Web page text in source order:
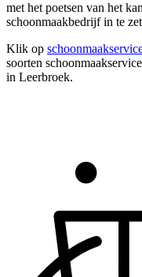
met het poetsen van het
schoonmaakbedrijf in te
Klik op
soorten
in Leerbroek.